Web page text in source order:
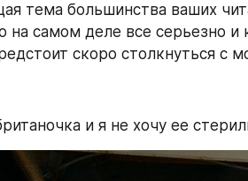
тема большинства ваших
на самом деле все серьезно
скоро столкнуться с
и я не хочу ее